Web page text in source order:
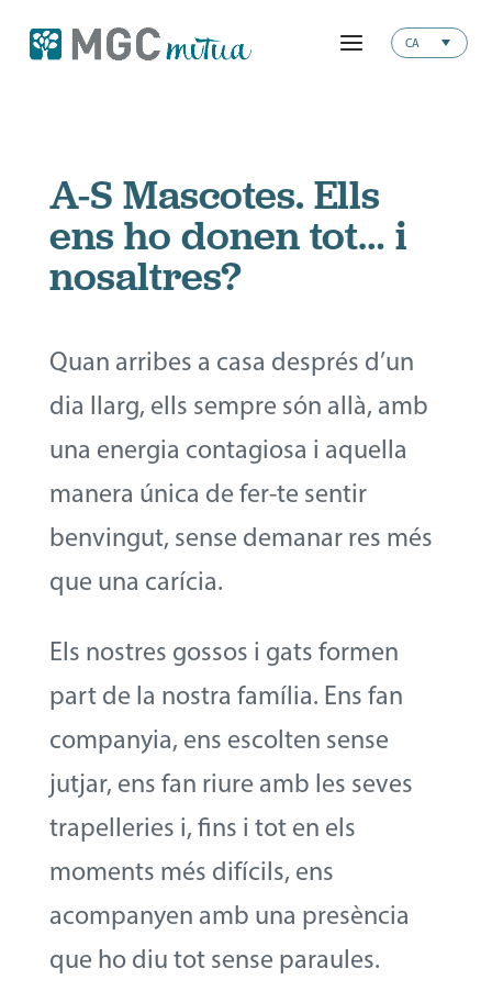
CA
A-S Mascotes. Ells
ens ho donen tot… i
nosaltres?
Quan arribes a casa després d’un
dia llarg, ells sempre són allà, amb
una energia contagiosa i aquella
manera única de fer-te sentir
benvingut, sense demanar res més
que una carícia.
Els nostres gossos i gats formen
part de la nostra família. Ens fan
companyia, ens escolten sense
jutjar, ens fan riure amb les seves
trapelleries i, fins i tot en els
moments més difícils, ens
acompanyen amb una presència
que ho diu tot sense paraules.